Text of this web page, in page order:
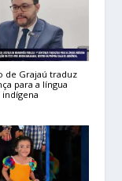
de Grajaú traduz
para a língua
indígena